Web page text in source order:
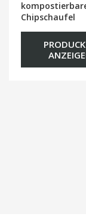
Chipschaufel